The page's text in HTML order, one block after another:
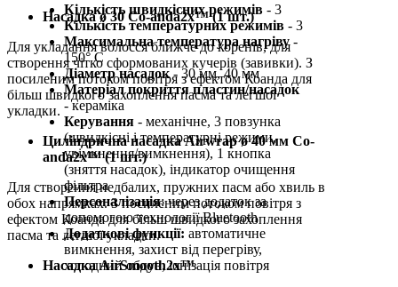
Кількість швидкісних режимів - 3
Кількість температурних режимів - 3
Максимальна температура нагріву-
150° C
Діаметр насадок- 30 мм, 40 мм
Матеріал покриття пластин/насадок
- кераміка
Керування - механічне, 3 повзунка
(швидкісні і температурні режими,
увімкнення/вимкнення), 1 кнопка
(зняття насадок), індикатор очищення
фільтра
Персоналізація: через додаток за
допомогою технології Bluetooth
Додаткові функції: автоматичне
вимкнення, захист від перегріву,
холодний обдув, іонізація повітря
Насадка ø 30 Co-anda2x™ (1 шт.)
Для укладання волосся ближче до коренів, для
створення чітко сформованих кучерів (завивки). З
посиленим потоком повітря з ефектом Коанда для
більш швидкого захоплення пасма та легшої
укладки.
Циліндрична насадка Airwrap ø 40 мм Co-
anda2x™ (1 шт.)
Для створення недбалих, пружних пасм або хвиль в
обох напрямках. З посиленим потоком повітря з
ефектом Коанда для більш швидкого захоплення
пасма та легшої укладки.
Насадка AirSmooth2x™